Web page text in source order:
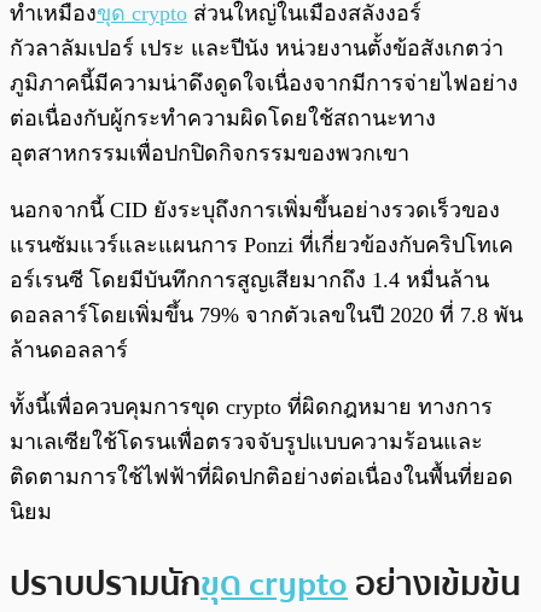
ทำเหมืองขุด crypto ส่วนใหญ่ในเมืองสลังงอร์
กัวลาลัมเปอร์ เประ และปีนัง หน่วยงานตั้งข้อสังเกตว่า
ภูมิภาคนี้มีความน่าดึงดูดใจเนื่องจากมีการจ่ายไฟอย่าง
ต่อเนื่องกับผู้กระทำความผิดโดยใช้สถานะทาง
อุตสาหกรรมเพื่อปกปิดกิจกรรมของพวกเขา
นอกจากนี้ CID ยังระบุถึงการเพิ่มขึ้นอย่างรวดเร็วของ
แรนซัมแวร์และแผนการ Ponzi ที่เกี่ยวข้องกับคริปโทเค
อร์เรนซี โดยมีบันทึกการสูญเสียมากถึง 1.4 หมื่นล้าน
ดอลลาร์โดยเพิ่มขึ้น 79% จากตัวเลขในปี 2020 ที่ 7.8 พัน
ล้านดอลลาร์
ทั้งนี้เพื่อควบคุมการขุด crypto ที่ผิดกฎหมาย ทางการ
มาเลเซียใช้โดรนเพื่อตรวจจับรูปแบบความร้อนและ
ติดตามการใช้ไฟฟ้าที่ผิดปกติอย่างต่อเนื่องในพื้นที่ยอด
นิยม
ปราบปรามนักขุด cryptoอย่างเข้มข้น